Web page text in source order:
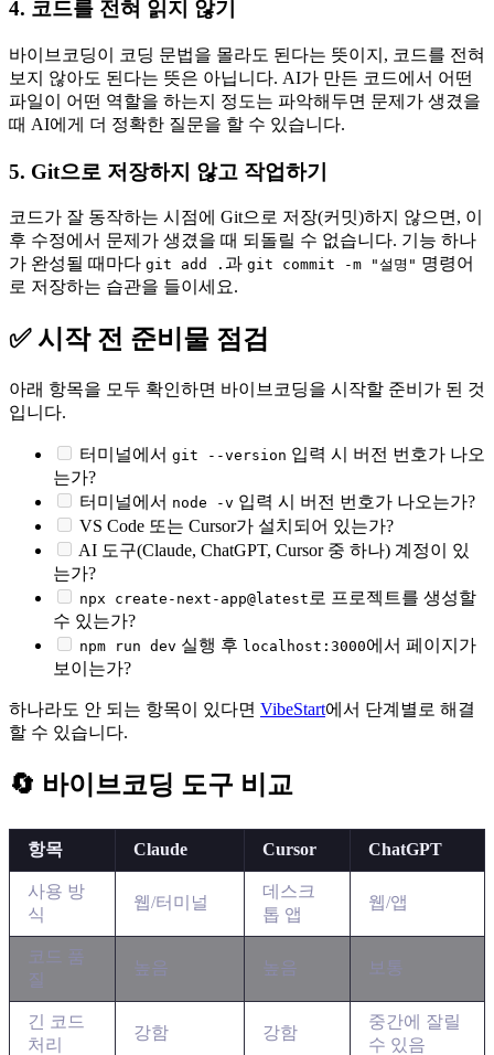
4. 코드를 전혀 읽지 않기
바이브코딩이 코딩 문법을 몰라도 된다는 뜻이지, 코드를 전혀
보지 않아도 된다는 뜻은 아닙니다. AI가 만든 코드에서 어떤
파일이 어떤 역할을 하는지 정도는 파악해두면 문제가 생겼을
때 AI에게 더 정확한 질문을 할 수 있습니다.
5. Git으로 저장하지 않고 작업하기
코드가 잘 동작하는 시점에 Git으로 저장(커밋)하지 않으면, 이
후 수정에서 문제가 생겼을 때 되돌릴 수 없습니다. 기능 하나
가 완성될 때마다 git add . 과 git commit -m "설명" 명령어
로 저장하는 습관을 들이세요.
✅ 시작 전 준비물 점검
아래 항목을 모두 확인하면 바이브코딩을 시작할 준비가 된 것
입니다.
터미널에서 git --version 입력 시 버전 번호가 나오
는가?
터미널에서 node -v 입력 시 버전 번호가 나오는가?
VS Code 또는 Cursor가 설치되어 있는가?
AI 도구(Claude, ChatGPT, Cursor 중 하나) 계정이 있
는가?
npx create-next-app@latest 로 프로젝트를 생성할
수 있는가?
npm run dev 실행 후 localhost:3000에서 페이지가
보이는가?
하나라도 안 되는 항목이 있다면 VibeStart에서 단계별로 해결
할 수 있습니다.
🔄 바이브코딩 도구 비교
항목 Claude Cursor ChatGPT
사용 방
식
웹/터미널
데스크
톱 앱
웹/앱
코드 품
질
높음 높음 보통
긴 코드
처리
강함 강함
중간에 잘릴
수 있음